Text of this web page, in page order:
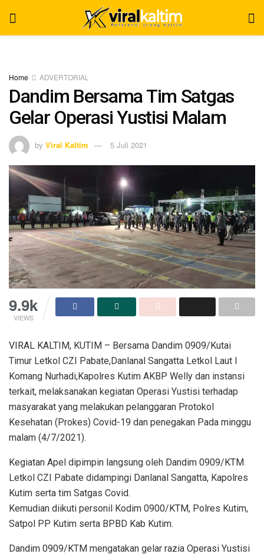
Home ADVERTORIAL
Dandim Bersama Tim Satgas
Gelar Operasi Yustisi Malam
by Viral Kaltim 5 Juli 2021
9.9k
VIEWS
VIRAL KALTIM, KUTIM – Bersama Dandim 0909/Kutai
Timur Letkol CZI Pabate,Danlanal Sangatta Letkol Laut I
Komang Nurhadi,Kapolres Kutim AKBP Welly dan instansi
terkait, melaksanakan kegiatan Operasi Yustisi terhadap
masyarakat yang melakukan pelanggaran Protokol
Kesehatan (Prokes) Covid-19 dan penegakan Pada minggu
malam (4/7/2021).
Kegiatan Apel dipimpin langsung oleh Dandim 0909/KTM
Letkol CZI Pabate didampingi Danlanal Sangatta, Kapolres
Kutim serta tim Satgas Covid.
Kemudian diikuti personil Kodim 0900/KTM, Polres Kutim,
Satpol PP Kutim serta BPBD Kab Kutim.
Dandim 0909/KTM mengatakan gelar razia Operasi Yustisi